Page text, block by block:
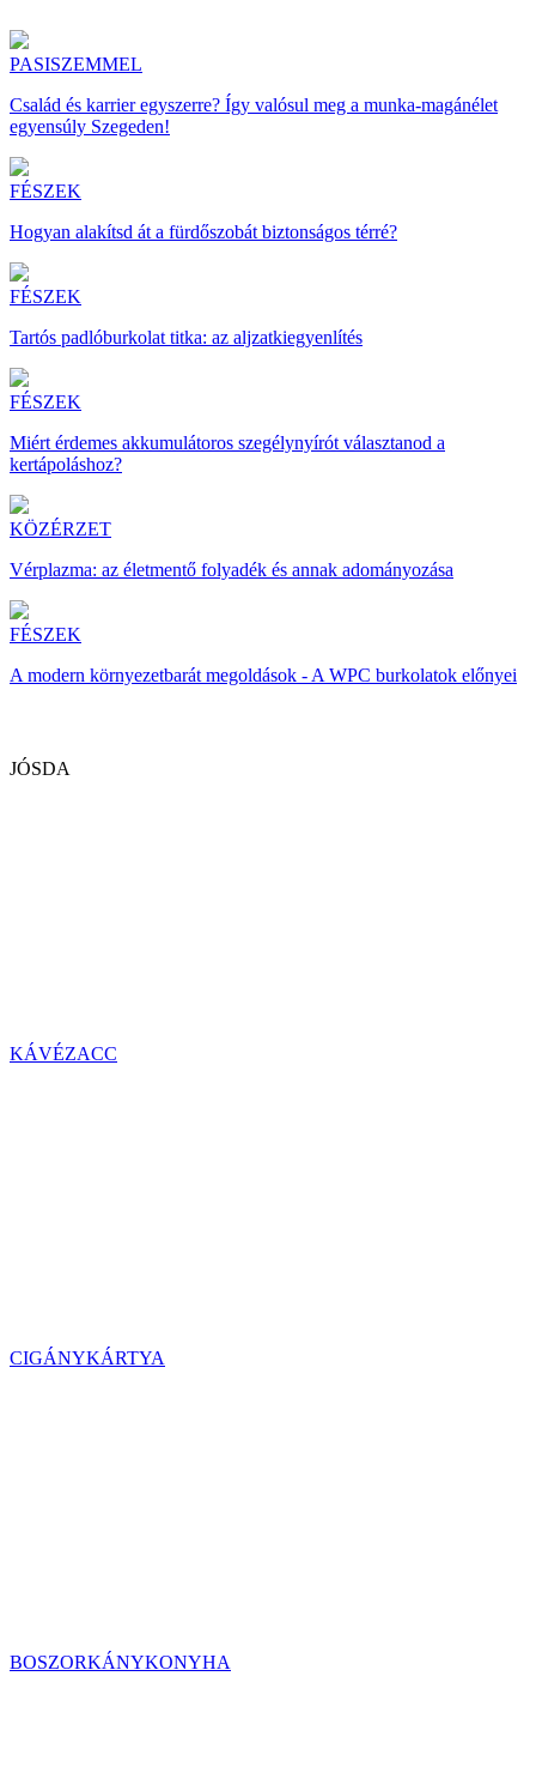
PASISZEMMEL
Család és karrier egyszerre? Így valósul meg a munka-magánélet
egyensúly Szegeden!
FÉSZEK
Hogyan alakítsd át a fürdőszobát biztonságos térré?
FÉSZEK
Tartós padlóburkolat titka: az aljzatkiegyenlítés
FÉSZEK
Miért érdemes akkumulátoros szegélynyírót választanod a
kertápoláshoz?
KÖZÉRZET
Vérplazma: az életmentő folyadék és annak adományozása
FÉSZEK
A modern környezetbarát megoldások - A WPC burkolatok előnyei
JÓSDA
KÁVÉZACC
CIGÁNYKÁRTYA
BOSZORKÁNYKONYHA